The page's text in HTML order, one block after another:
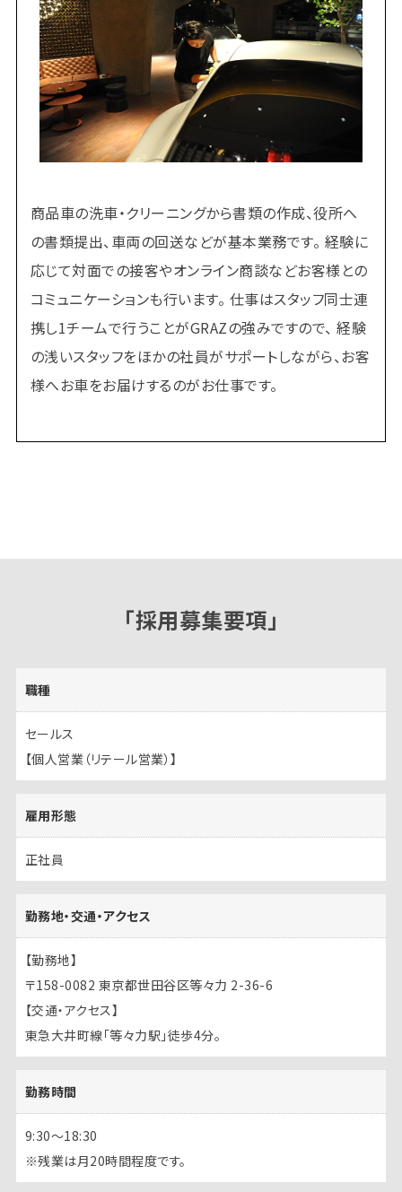
商品車の洗車・クリーニングから書類の作成、役所へ
の書類提出、車両の回送などが基本業務です。 経験に
応じて対面での接客やオンライン商談などお客様との
コミュニケーションも行います。 仕事はスタッフ同士連
携し1チームで行うことがGRAZの強みですので、 経験
の浅いスタッフをほかの社員がサポートしながら、お客
様へお車をお届けするのがお仕事です。
「採用募集要項」
職種
セールス
【個人営業（リテール営業）】
雇用形態
正社員
勤務地・交通・アクセス
【勤務地】
〒158-0082 東京都世田谷区等々力 2-36-6
【交通・アクセス】
東急大井町線「等々力駅」徒歩4分。
勤務時間
9:30～18:30
※残業は月20時間程度です。